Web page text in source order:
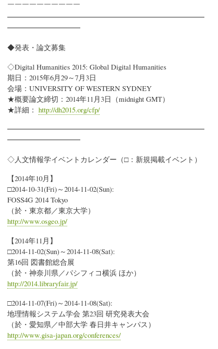
￣￣￣￣￣￣￣￣￣￣
━━━━━━━━━━━━━━━━━━━━━━━━━━━
━━━━━━━━━━
◆発表・論文募集
◇Digital Humanities 2015: Global Digital Humanities
期日：2015年6月29～7月3日
会場：UNIVERSITY OF WESTERN SYDNEY
★概要論文締切：2014年11月3日（midnight GMT）
★詳細： http://dh2015.org/cfp/
━━━━━━━━━━━━━━━━━━━━━━━━━━━
━━━━━━━━━━
◇人文情報学イベントカレンダー（□：新規掲載イベント）
【2014年10月】
□2014-10-31(Fri)～2014-11-02(Sun):
FOSS4G 2014 Tokyo
（於・東京都／東京大学）
http://www.osgeo.jp/
【2014年11月】
□2014-11-02(Sun)～2014-11-08(Sat):
第16回 図書館総合展
（於・神奈川県／パシフィコ横浜 ほか）
http://2014.libraryfair.jp/
□2014-11-07(Fri)～2014-11-08(Sat):
地理情報システム学会 第23回 研究発表大会
（於・愛知県／中部大学 春日井キャンパス）
http://www.gisa-japan.org/conferences/